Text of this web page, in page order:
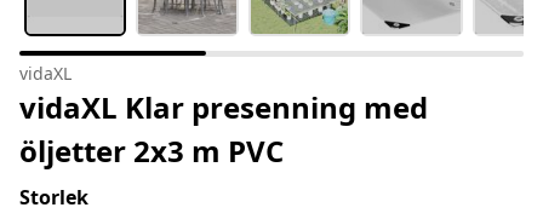
vidaXL
vidaXL Klar presenning med
öljetter 2x3 m PVC
Storlek